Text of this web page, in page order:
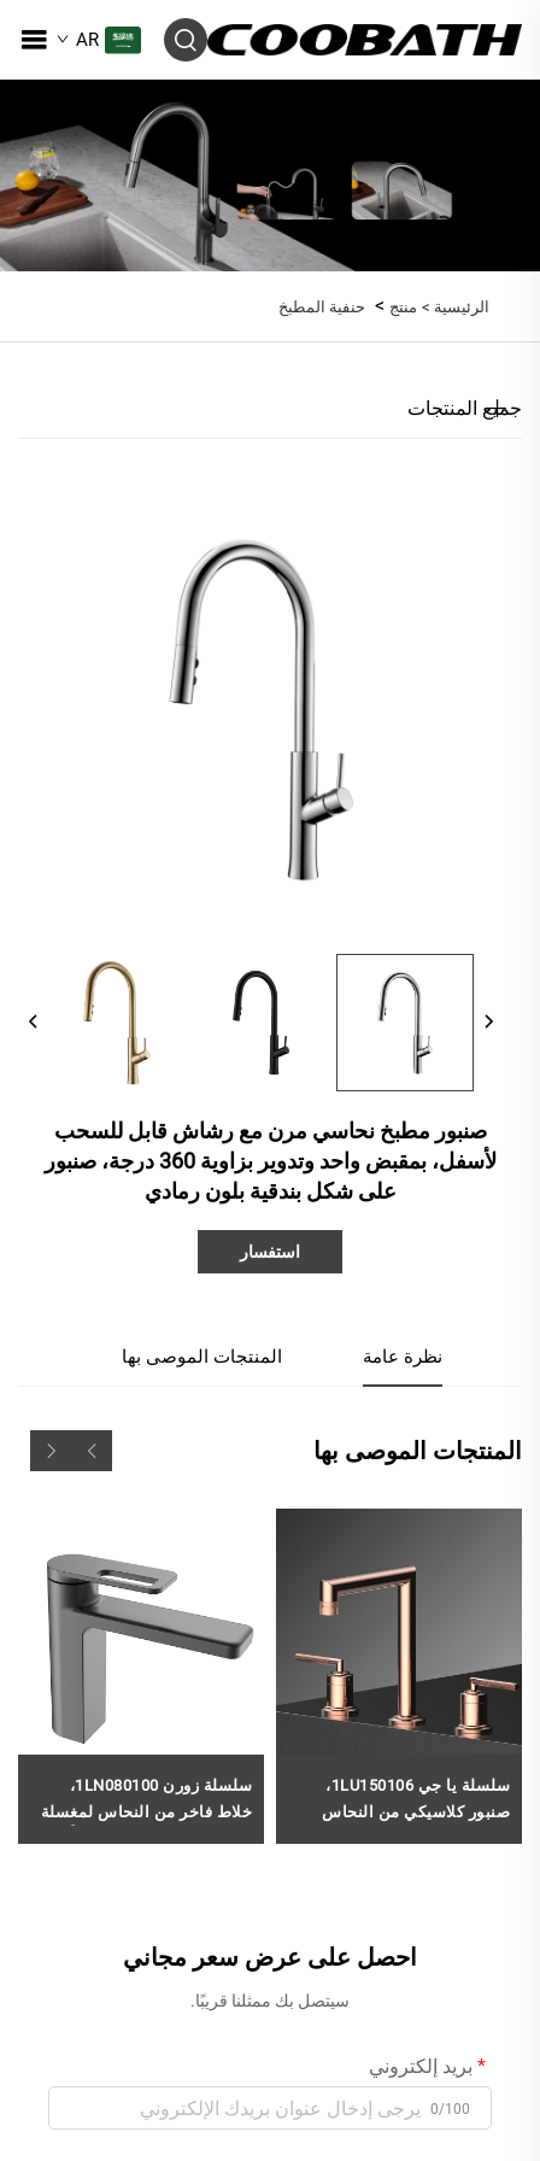
AR
الرئيسية > منتج > حنفية المطبخ
جميع المنتجات
صنبور مطبخ نحاسي مرن مع رشاش قابل للسحب
لأسفل، بمقبض واحد وتدوير بزاوية 360 درجة، صنبور
على شكل بندقية بلون رمادي
استفسار
نظرة عامة المنتجات الموصى بها
المنتجات الموصى بها
سلسلة يا جي 1LU150106،
صنبور كلاسيكي من النحاس
سلسلة زورن 1LN080100،
خلاط فاخر من النحاس لمغسلة
احصل على عرض سعر مجاني
سيتصل بك ممثلنا قريبًا.
بريد إلكتروني
0/100